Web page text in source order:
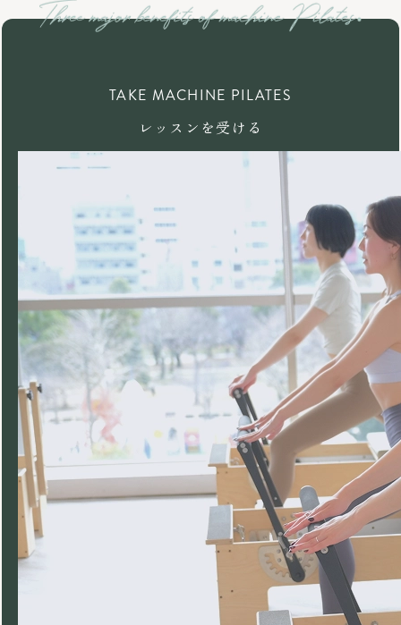
TAKE MACHINE PILATES
レッスンを受ける